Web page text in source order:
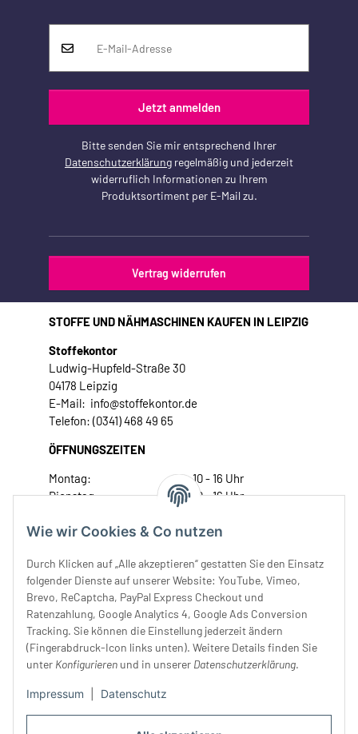
Wie wir Cookies & Co nutzen
Durch Klicken auf „Alle akzeptieren“ gestatten Sie den Einsatz
folgender Dienste auf unserer Website: YouTube, Vimeo,
Brevo, ReCaptcha, PayPal Express Checkout und
Ratenzahlung, Google Analytics 4, Google Ads Conversion
Tracking. Sie können die Einstellung jederzeit ändern
(Fingerabdruck-Icon links unten). Weitere Details finden Sie
unter Konfigurieren und in unserer Datenschutzerklärung.
Impressum Datenschutz
Jetzt anmelden
Bitte senden Sie mir entsprechend Ihrer
Datenschutzerklärung regelmäßig und jederzeit
widerruflich Informationen zu Ihrem
Produktsortiment per E-Mail zu.
Vertrag widerrufen
STOFFE UND NÄHMASCHINEN KAUFEN IN LEIPZIG
Stoffekontor
Ludwig-Hupfeld-Straße 30
04178 Leipzig
E-Mail: info@stoffekontor.de
Telefon: (0341) 468 49 65
ÖFFNUNGSZEITEN
Montag:
10 - 16 Uhr
Dienstag:
10 - 16 Uhr
Donnerstag:
10 - 18 Uhr
Samstag:
10 - 14 Uhr
Unser Service
Rechtliches